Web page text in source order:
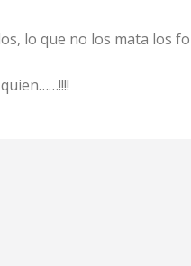
lo que no los mata los